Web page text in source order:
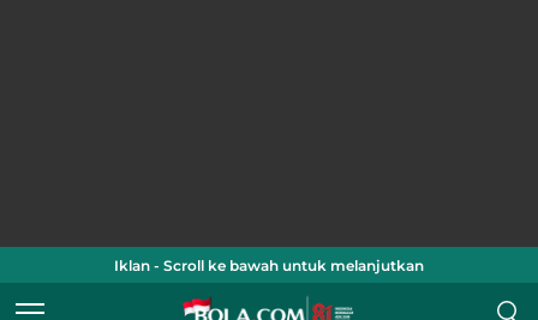
Iklan - Scroll ke bawah untuk melanjutkan